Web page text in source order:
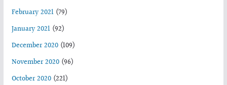
February 2021(79)
January 2021(92)
December 2020(109)
November 2020(96)
October 2020(221)